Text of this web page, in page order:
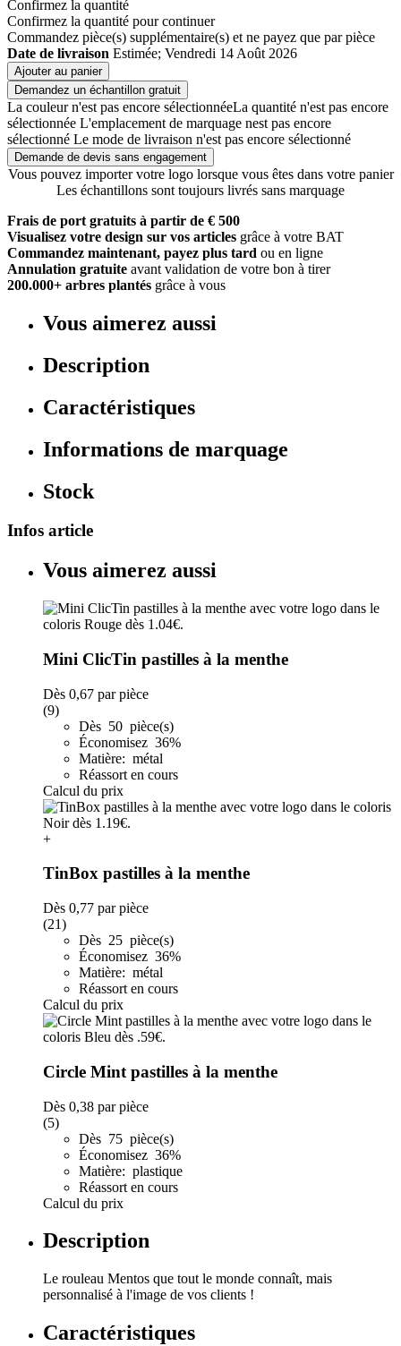
Confirmez la quantité
Confirmez la quantité pour continuer
Commandez pièce(s) supplémentaire(s) et ne payez que par pièce
Date de livraison Estimée; Vendredi 14 Août 2026
Ajouter au panier
Demandez un échantillon gratuit
La couleur n'est pas encore sélectionnéeLa quantité n'est pas encore
sélectionnée L'emplacement de marquage nest pas encore
sélectionné Le mode de livraison n'est pas encore sélectionné
Demande de devis sans engagement
Vous pouvez importer votre logo lorsque vous êtes dans votre panier
Les échantillons sont toujours livrés sans marquage
Frais de port gratuits à partir de € 500
Visualisez votre design sur vos articles grâce à votre BAT
Commandez maintenant, payez plus tard ou en ligne
Annulation gratuite avant validation de votre bon à tirer
200.000+ arbres plantés grâce à vous
Vous aimerez aussi
Description
Caractéristiques
Informations de marquage
Stock
Infos article
Vous aimerez aussi
Mini ClicTin pastilles à la menthe
Dès 0,67 par pièce
(9)
Dès 50 pièce(s)
Économisez 36%
Matière: métal
Réassort en cours
Calcul du prix
+
TinBox pastilles à la menthe
Dès 0,77 par pièce
(21)
Dès 25 pièce(s)
Économisez 36%
Matière: métal
Réassort en cours
Calcul du prix
Circle Mint pastilles à la menthe
Dès 0,38 par pièce
(5)
Dès 75 pièce(s)
Économisez 36%
Matière: plastique
Réassort en cours
Calcul du prix
Description
Le rouleau Mentos que tout le monde connaît, mais
personnalisé à l'image de vos clients !
Caractéristiques